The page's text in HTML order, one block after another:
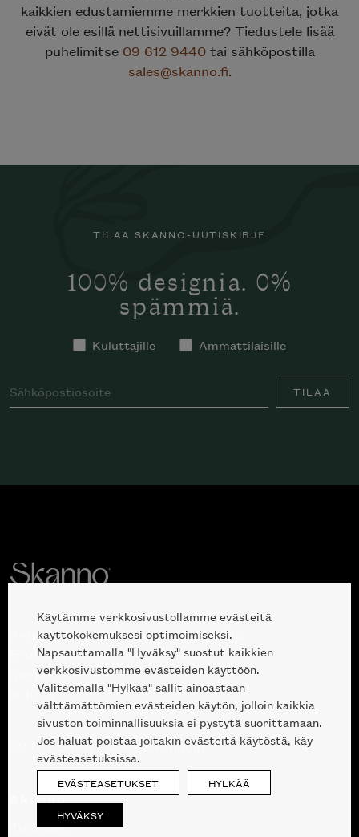
kaikkien edustamiemme merkkien tuotteita, jotka
eivät ole esillä nettisivuillamme? Tiedustele lisää
puhelimitse 09 612 9440tai sähköpostilla
sales@skanno.fi.
TILAA SKANNO-UUTISKIRJE
100% designia. 0%
spämmiä.
Kuluttajille Ammattilaisille
TILAA
Avoinna kuluttajille ja ammattilaisille:
Erottajankatu 2, 00120 Helsinki
ma-pe 10 — 18
la 10-17
09 612 9440 |sales@skanno.fi
Skanno
Tuotteet
Käytämme verkkosivustollamme evästeitä
käyttökokemuksesi optimoimiseksi.
Napsauttamalla "Hyväksy" suostut kaikkien
verkkosivustomme evästeiden käyttöön.
Valitsemalla "Hylkää" sallit ainoastaan
välttämättömien evästeiden käytön, jolloin kaikkia
sivuston toiminnallisuuksia ei pystytä suorittamaan.
Jos haluat poistaa joitakin evästeitä käytöstä, käy
evästeasetuksissa.
EVÄSTEASETUKSET HYLKÄÄ
HYVÄKSY